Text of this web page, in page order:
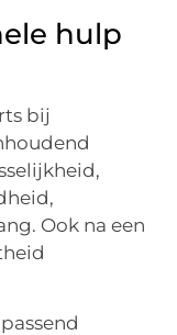
hulp
bij
Ook na een